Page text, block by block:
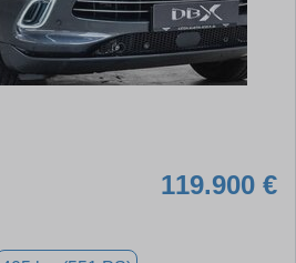
119.900 €